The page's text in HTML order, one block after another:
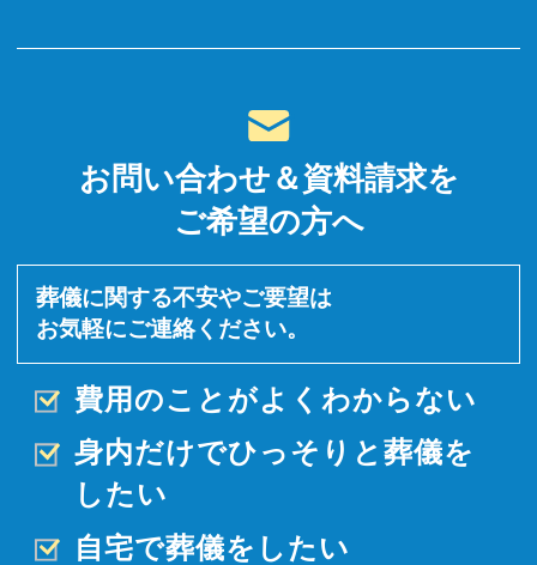
お問い合わせ＆資料請求を
ご希望の方へ
葬儀に関する不安やご要望は
お気軽にご連絡ください。
費用のことがよくわからない
身内だけでひっそりと 葬儀を
したい
自宅で葬儀をしたい